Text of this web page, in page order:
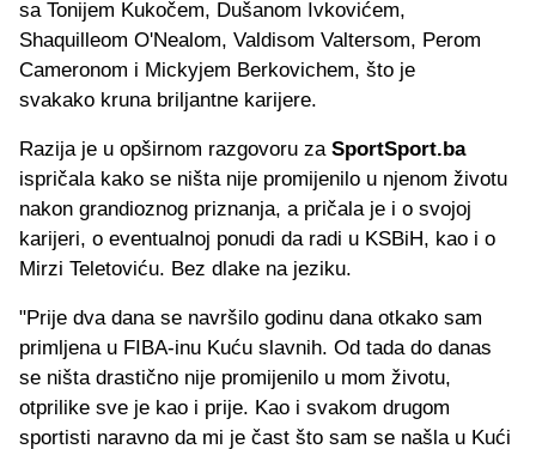
sa Tonijem Kukočem, Dušanom Ivkovićem,
Shaquilleom O'Nealom, Valdisom Valtersom, Perom
Cameronom i Mickyjem Berkovichem, što je
svakako kruna briljantne karijere.
Razija je u opširnom razgovoru za SportSport.ba
ispričala kako se ništa nije promijenilo u njenom životu
nakon grandioznog priznanja, a pričala je i o svojoj
karijeri, o eventualnoj ponudi da radi u KSBiH, kao i o
Mirzi Teletoviću. Bez dlake na jeziku.
"Prije dva dana se navršilo godinu dana otkako sam
primljena u FIBA-inu Kuću slavnih. Od tada do danas
se ništa drastično nije promijenilo u mom životu,
otprilike sve je kao i prije. Kao i svakom drugom
sportisti naravno da mi je čast što sam se našla u Kući